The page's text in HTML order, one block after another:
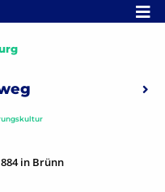
MENÜ
in Brünn